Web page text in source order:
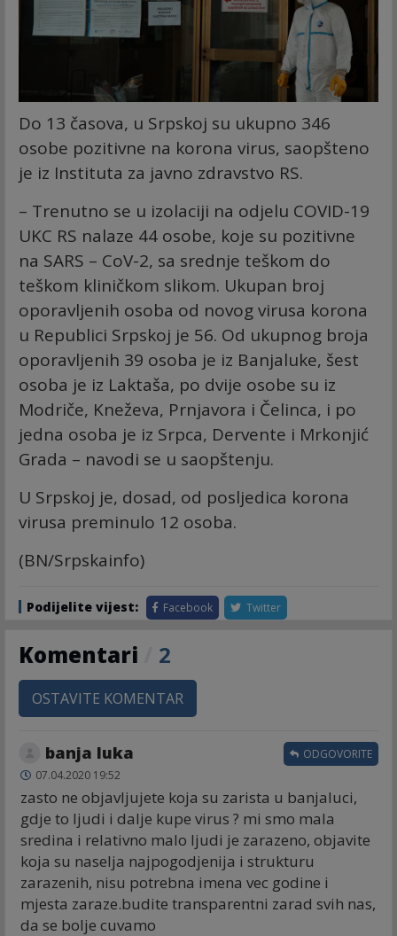
Do 13 časova, u Srpskoj su ukupno 346
osobe pozitivne na korona virus, saopšteno
je iz Instituta za javno zdravstvo RS.
– Trenutno se u izolaciji na odjelu COVID-19
UKC RS nalaze 44 osobe, koje su pozitivne
na SARS – CoV-2, sa srednje teškom do
teškom kliničkom slikom. Ukupan broj
oporavljenih osoba od novog virusa korona
u Republici Srpskoj je 56. Od ukupnog broja
oporavljenih 39 osoba je iz Banjaluke, šest
osoba je iz Laktaša, po dvije osobe su iz
Modriče, Kneževa, Prnjavora i Čelinca, i po
jedna osoba je iz Srpca, Dervente i Mrkonjić
Grada – navodi se u saopštenju.
U Srpskoj je, dosad, od posljedica korona
virusa preminulo 12 osoba.
(BN/Srpskainfo)
Podijelite vijest: Facebook Twitter
Komentari 2
OSTAVITE KOMENTAR
banja luka
07.04.2020 19:52
zasto ne objavljujete koja su zarista u banjaluci,
gdje to ljudi i dalje kupe virus ? mi smo mala
sredina i relativno malo ljudi je zarazeno, objavite
koja su naselja najpogodjenija i strukturu
zarazenih, nisu potrebna imena vec godine i
mjesta zaraze.budite transparentni zarad svih nas,
da se bolje cuvamo
ODGOVORITE